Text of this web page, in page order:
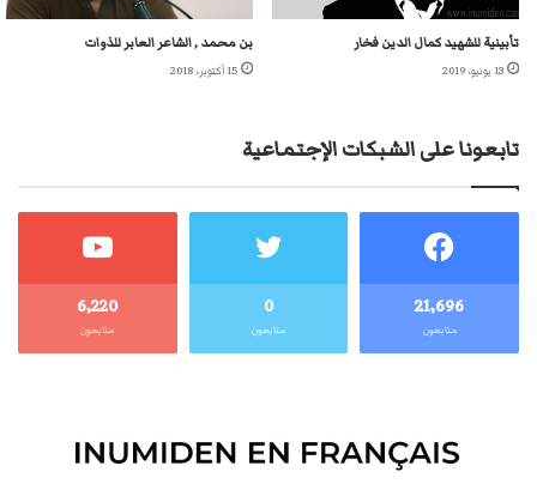
تأبينية للشهيد كمال الدين فخار
13 يونيو، 2019
بن محمد , الشاعر العابر للذوات
15 أكتوبر، 2018
تابعونا على الشبكات الإجتماعية
21٬696
متابعون
0
متابعون
6٬220
متابعون